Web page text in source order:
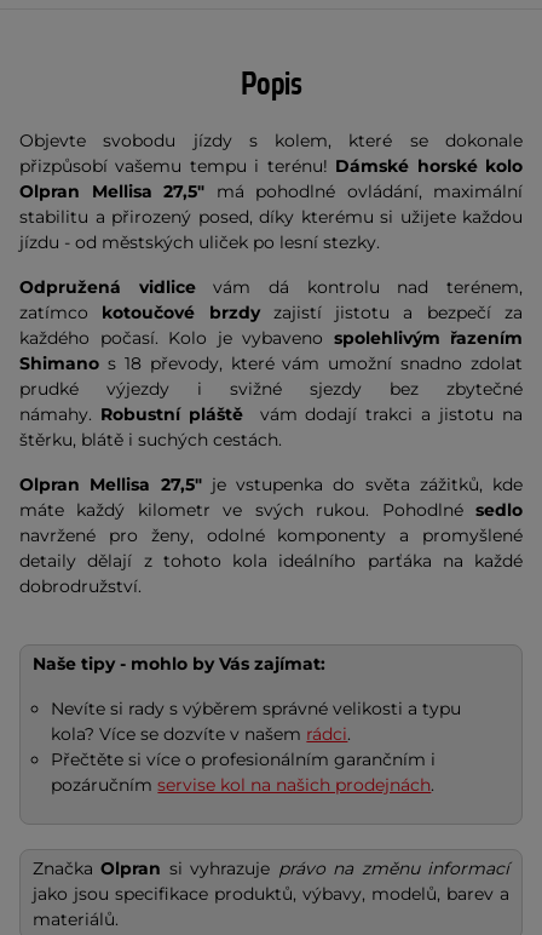
Popis
Objevte svobodu jízdy s kolem, které se dokonale
přizpůsobí vašemu tempu i terénu! Dámské horské kolo
Olpran Mellisa 27,5"
má pohodlné ovládání, maximální
stabilitu a přirozený posed, díky kterému si užijete každou
jízdu - od městských uliček po lesní stezky.
Odpružená vidlicevám dá kontrolu nad terénem,
zatímco kotoučové brzdyzajistí jistotu a bezpečí za
každého počasí. Kolo je vybaveno spolehlivým řazením
Shimano s 18 převody, které vám umožní snadno zdolat
prudké výjezdy i svižné sjezdy bez zbytečné
námahy. Robustní pláště
vám dodají trakci a jistotu na
štěrku, blátě i suchých cestách.
Olpran Mellisa 27,5"je vstupenka do světa zážitků, kde
máte každý kilometr ve svých rukou. Pohodlné sedlo
navržené pro ženy, odolné komponenty a promyšlené
detaily dělají z tohoto kola ideálního parťáka na každé
dobrodružství.
Naše tipy - mohlo by Vás zajímat:
Nevíte si rady s výběrem správné velikosti a typu
kola? Více se dozvíte v našem rádci.
Přečtěte si více o profesionálním garančním i
pozáručnímservise kol na našich prodejnách.
ZnačkaOlpran si vyhrazuje právo na změnu informací
jako jsou specifikace produktů, výbavy, modelů, barev a
materiálů.